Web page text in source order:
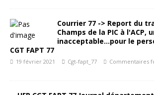
Courrier 77 -> Report du
Champs de la PIC à l'ACP,
inacceptable…pour le
CGT FAPT 77
19 février 2021 Cgt-fapt_77 Commentaires